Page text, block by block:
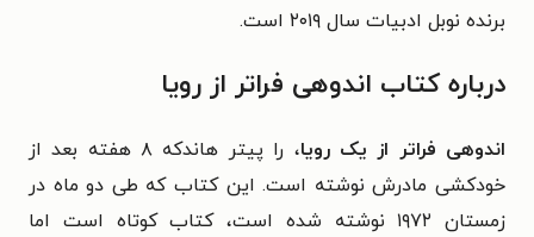
برنده نوبل ادبیات سال ۲۰۱۹ است.
درباره کتاب اندوهی فراتر از رویا
اندوهی فراتر از یک رویا
، را پیتر هاندکه ۸ هفته بعد از
خودکشی مادرش نوشته است. این کتاب که طی دو ماه در
زمستان ۱۹۷۲ نوشته شده است، کتاب کوتاه است اما